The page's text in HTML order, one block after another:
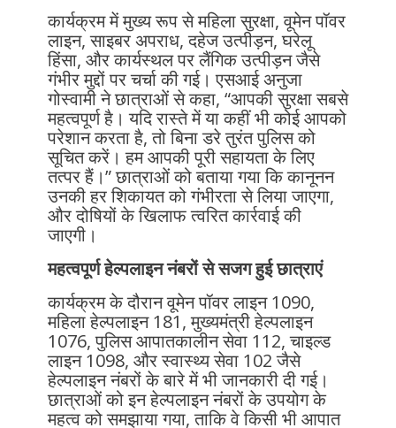
कार्यक्रम में मुख्य रूप से महिला सुरक्षा, वूमेन पॉवर
लाइन, साइबर अपराध, दहेज उत्पीड़न, घरेलू
हिंसा, और कार्यस्थल पर लैंगिक उत्पीड़न जैसे
गंभीर मुद्दों पर चर्चा की गई। एसआई अनुजा
गोस्वामी ने छात्राओं से कहा, “आपकी सुरक्षा सबसे
महत्वपूर्ण है। यदि रास्ते में या कहीं भी कोई आपको
परेशान करता है, तो बिना डरे तुरंत पुलिस को
सूचित करें। हम आपकी पूरी सहायता के लिए
तत्पर हैं।” छात्राओं को बताया गया कि कानूनन
उनकी हर शिकायत को गंभीरता से लिया जाएगा,
और दोषियों के खिलाफ त्वरित कार्रवाई की
जाएगी।
महत्वपूर्ण हेल्पलाइन नंबरों से सजग हुई छात्राएं
कार्यक्रम के दौरान वूमेन पॉवर लाइन 1090,
महिला हेल्पलाइन 181, मुख्यमंत्री हेल्पलाइन
1076, पुलिस आपातकालीन सेवा 112, चाइल्ड
लाइन 1098, और स्वास्थ्य सेवा 102 जैसे
हेल्पलाइन नंबरों के बारे में भी जानकारी दी गई।
छात्राओं को इन हेल्पलाइन नंबरों के उपयोग के
महत्व को समझाया गया, ताकि वे किसी भी आपात